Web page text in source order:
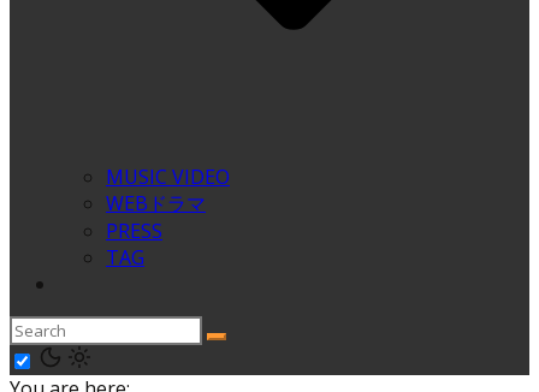
MUSIC VIDEO
WEBドラマ
PRESS
TAG